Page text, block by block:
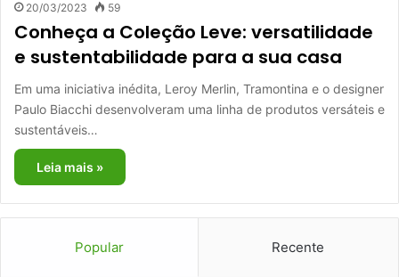
20/03/2023 59
Conheça a Coleção Leve: versatilidade
e sustentabilidade para a sua casa
Em uma iniciativa inédita, Leroy Merlin, Tramontina e o designer
Paulo Biacchi desenvolveram uma linha de produtos versáteis e
sustentáveis…
Leia mais »
Popular Recente